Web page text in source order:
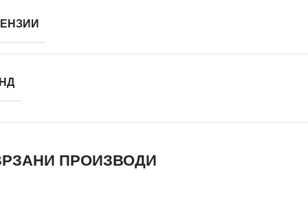
ПРОИЗВОДИ